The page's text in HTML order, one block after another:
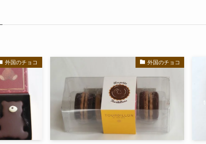
外国のチョコ 外国のチョコ